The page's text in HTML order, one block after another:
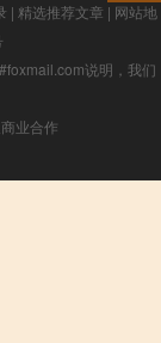
| 精选推荐文章 | 网站地
说明，我们
业合作